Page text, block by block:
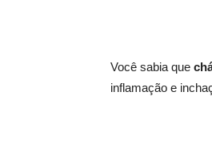
Você sabia que
inflamação e